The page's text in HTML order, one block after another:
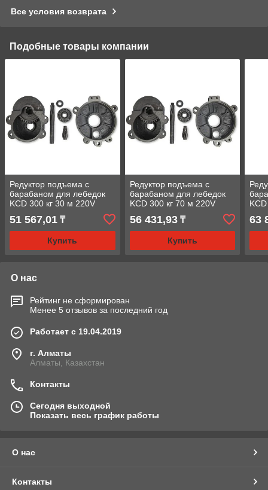
Все условия возврата
Подобные товары компании
Редуктор подъема с
барабаном для лебедок
KCD 300 кг 30 м 220V
51 567,01 ₸
Купить
Редуктор подъема с
барабаном для лебедок
KCD 300 кг 70 м 220V
56 431,93₸
Купить
63
О нас
Рейтинг не сформирован
Менее 5 отзывов за последний год
Работает с 19.04.2019
г. Алматы
Алматы, Казахстан
Контакты
Сегодня выходной
Показать весь график работы
О нас
Контакты